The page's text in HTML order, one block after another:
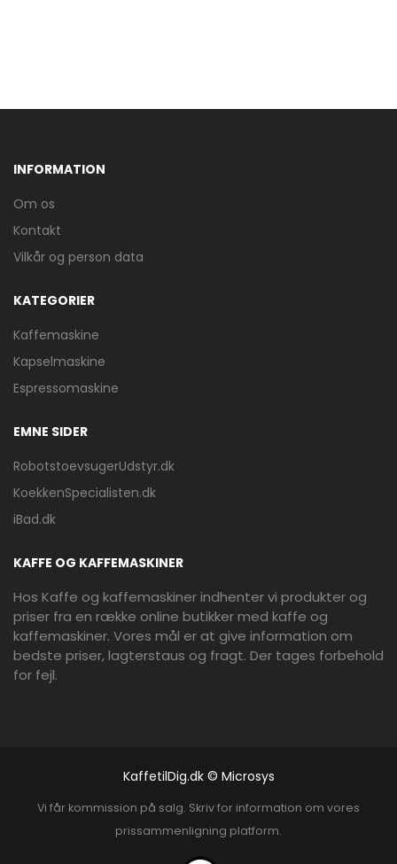
INFORMATION
Om os
Kontakt
Vilkår og person data
KATEGORIER
Kaffemaskine
Kapselmaskine
Espressomaskine
EMNE SIDER
RobotstoevsugerUdstyr.dk
KoekkenSpecialisten.dk
iBad.dk
KAFFE OG KAFFEMASKINER
Hos Kaffe og kaffemaskiner indhenter vi produkter og
priser fra en række online butikker med kaffe og
kaffemaskiner. Vores mål er at give information om
bedste priser, lagterstaus og fragt. Der tages forbehold
for fejl.
KaffetilDig.dk © Microsys
Vi får kommission på salg. Skriv for information om vores
prissammenligning platform.